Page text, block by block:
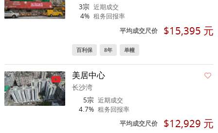
3宗 近期成交
4% 租务回报率
平均成交尺价 $15,395 元
百利保 8年 单幢
美居中心
长沙湾
5宗 近期成交
4.7% 租务回报率
平均成交尺价 $12,929 元